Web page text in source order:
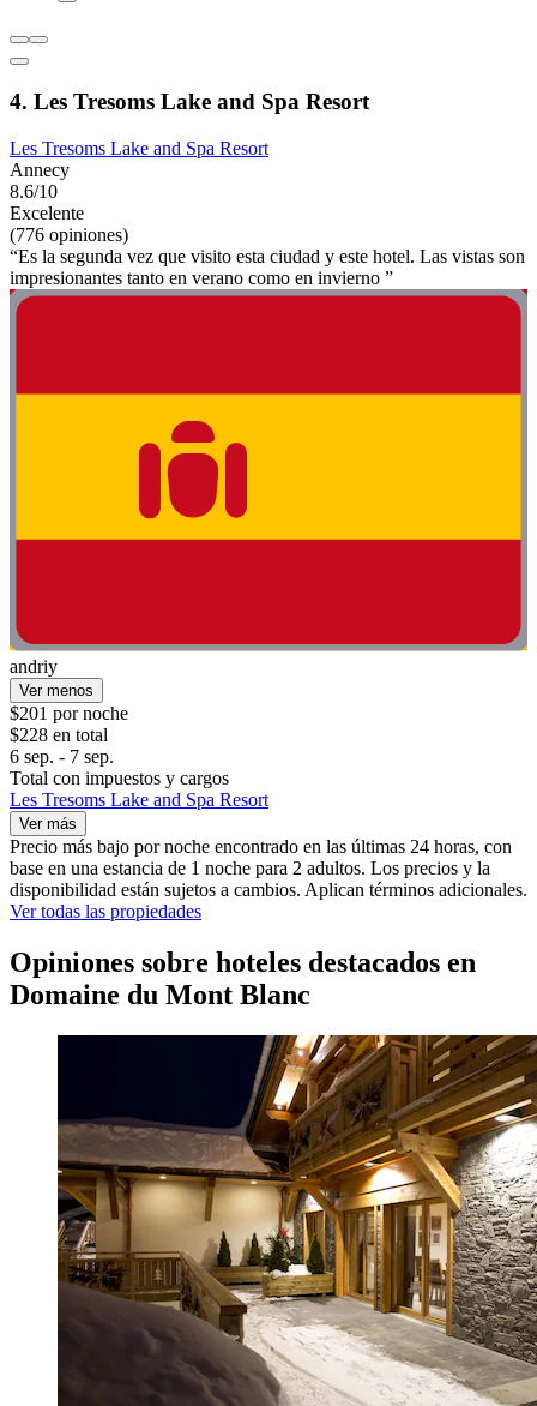
4. Les Tresoms Lake and Spa Resort
Les Tresoms Lake and Spa Resort
Annecy
8.6/10
Excelente
(776 opiniones)
“Es la segunda vez que visito esta ciudad y este hotel. Las vistas son
impresionantes tanto en verano como en invierno ”
andriy
Ver menos
$201 por noche
$228 en total
6 sep. - 7 sep.
Total con impuestos y cargos
Les Tresoms Lake and Spa Resort
Ver más
Precio más bajo por noche encontrado en las últimas 24 horas, con
base en una estancia de 1 noche para 2 adultos. Los precios y la
disponibilidad están sujetos a cambios. Aplican términos adicionales.
Ver todas las propiedades
Opiniones sobre hoteles destacados en
Domaine du Mont Blanc